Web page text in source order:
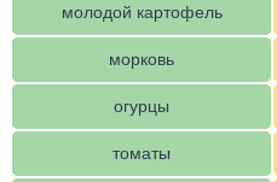
молодой картофель
морковь
огурцы
томаты